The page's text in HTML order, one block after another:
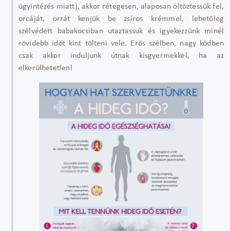
ügyintézés miatt), akkor rétegesen, alaposan öltöztessük fel,
orcáját, orrát kenjük be zsíros krémmel, lehetőleg
szélvédett babakocsiban utaztassuk és igyekezzünk minél
rövidebb időt kint tölteni vele. Erős szélben, nagy ködben
csak akkor induljunk útnak kisgyermekkel, ha az
elkerülhetetlen!